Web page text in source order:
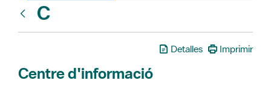
C
Detalles Imprimir
Centre d'informació